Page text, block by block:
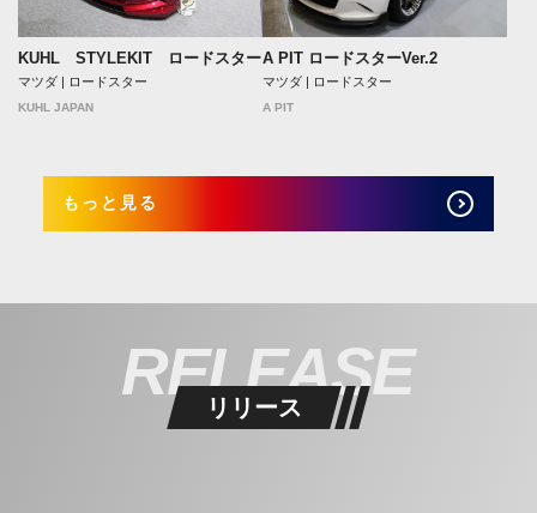
KUHL STYLEKIT ロードスター
マツダ | ロードスター
KUHL JAPAN
A PIT ロードスターVer.2
マツダ | ロードスター
A PIT
もっと見る
RELEASE
リリース